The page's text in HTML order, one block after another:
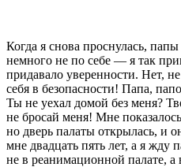
Когда я снова проснулась,
немного не по себе — я так
придавало уверенности. Нет,
себя в безопасности! Папа,
Ты не уехал домой без меня?
не бросай меня! Мне
но дверь палаты открылась, и
мне двадцать пять лет, а я жду
не в реанимационной палате, а